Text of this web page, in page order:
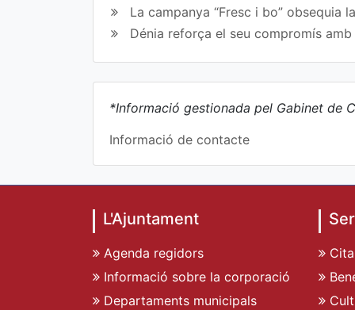
La campanya “Fresc i bo” obsequia
Dénia reforça el seu compromís
*Informació gestionada pel Gabinet de
Informació de contacte
L'Ajuntament
Agenda regidors
Informació sobre la corporació
Departaments municipals